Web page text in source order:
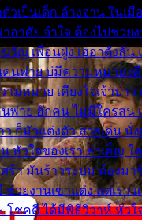
วเป็นเด็ก ล้างจาน ในเมื่
อาศัย จำใจ ต้องไปช่วยง
วัญ เพื่อนฝูง เฮฮาดังลั่น
คนพ่าย บ่มีความหมาย เคี
มหมาย เคียงใจเจ้าบ่าว
พ่าย ฮักคน ไม่มีใครสน
ว ก็มัวแต่งตัว สวยเด่น นั่ง
น หัวใจของเรา ลำเค็ญ ใ
ศร้า มันร้าวระบม ต้องม
วยงานเขาแต่ง แต่เรา
โชคดี ได้มีพิธีวิวาห์ หัว